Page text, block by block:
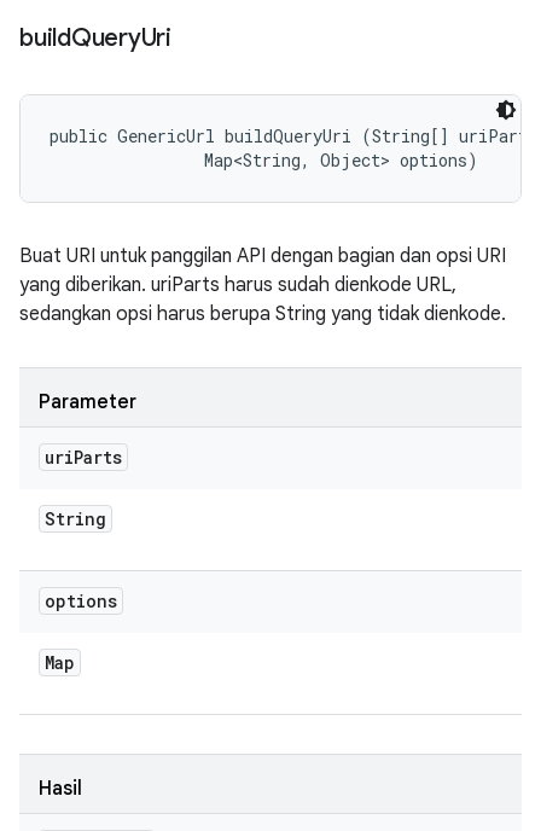
buildQueryUri
public GenericUrl buildQueryUri (String[]
                Map<String, Object> options)
Buat URI untuk panggilan API dengan bagian dan opsi URI
yang diberikan. uriParts harus sudah dienkode URL,
sedangkan opsi harus berupa String yang tidak dienkode.
Parameter
uriParts
String
options
Map
Hasil